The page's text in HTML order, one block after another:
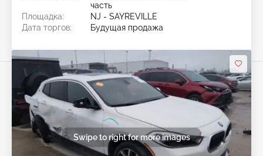
часть
Площадка:
NJ - SAYREVILLE
Дата торгов:
Будущая продажа
Swipe to right for more images